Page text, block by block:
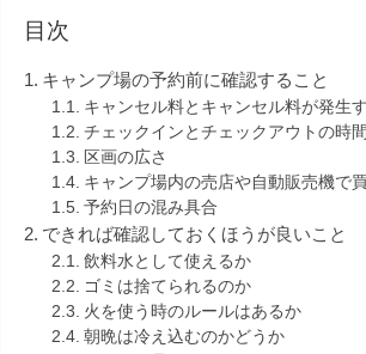
目次
キャンプ場の予約前に確認すること
キャンセル料とキャンセル料が発生
チェックインとチェックアウトの時
区画の広さ
キャンプ場内の売店や自動販売機で
予約日の混み具合
できれば確認しておくほうが良いこと
飲料水として使えるか
ゴミは捨てられるのか
火を使う時のルールはあるか
朝晩は冷え込むのかどうか